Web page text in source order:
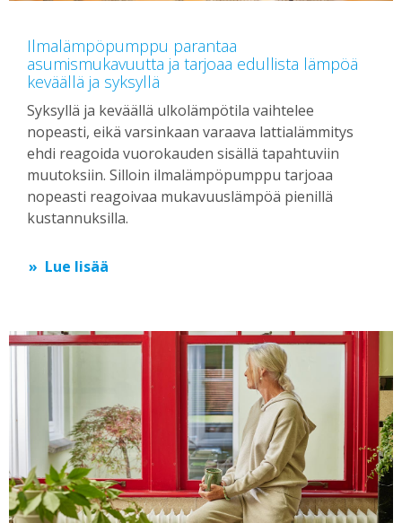
Ilmalämpöpumppu parantaa
asumismukavuutta ja tarjoaa edullista lämpöä
keväällä ja syksyllä
Syksyllä ja keväällä ulkolämpötila vaihtelee
nopeasti, eikä varsinkaan varaava lattialämmitys
ehdi reagoida vuorokauden sisällä tapahtuviin
muutoksiin. Silloin ilmalämpöpumppu tarjoaa
nopeasti reagoivaa mukavuuslämpöä pienillä
kustannuksilla.
Lue lisää